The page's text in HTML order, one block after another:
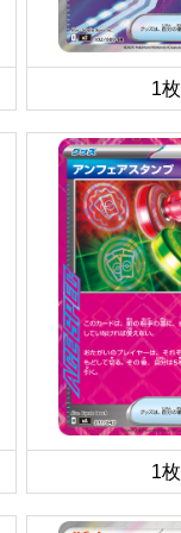
1枚
1枚